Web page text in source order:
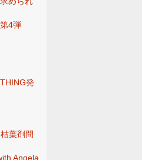
4弾
発
葉剤問
Angela